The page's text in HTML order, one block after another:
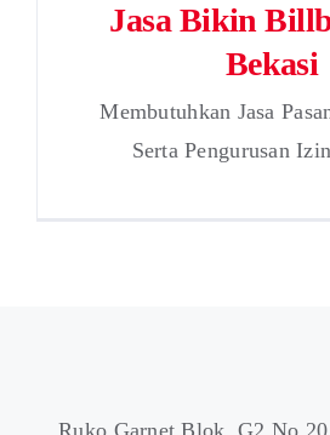
Jasa Bikin
Bekasi
Membutuhkan Jasa
Serta Pengurusan
Ruko Garnet Blok. G2 No